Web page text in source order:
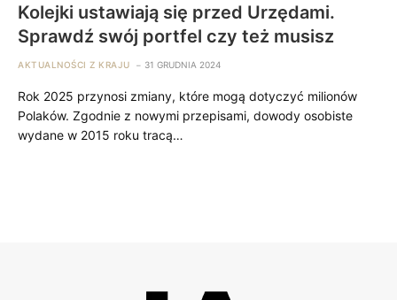
Kolejki ustawiają się przed Urzędami.
Sprawdź swój portfel czy też musisz
AKTUALNOŚCI Z KRAJU 31 GRUDNIA 2024
Rok 2025 przynosi zmiany, które mogą dotyczyć milionów
Polaków. Zgodnie z nowymi przepisami, dowody osobiste
wydane w 2015 roku tracą…